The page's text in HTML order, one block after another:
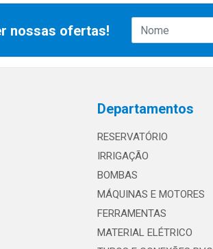
nossas ofertas!
Departamentos
RESERVATÓRIO
IRRIGAÇÃO
BOMBAS
MÁQUINAS E MOTORES
FERRAMENTAS
MATERIAL ELÉTRICO